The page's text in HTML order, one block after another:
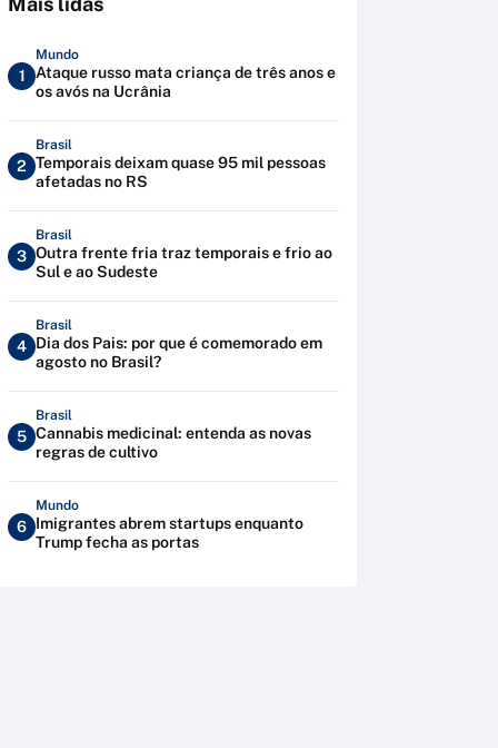
1
Mundo
Ataque russo mata criança de três anos e
os avós na Ucrânia
2
Brasil
Temporais deixam quase 95 mil pessoas
afetadas no RS
3
Brasil
Outra frente fria traz temporais e frio ao
Sul e ao Sudeste
4
Brasil
Dia dos Pais: por que é comemorado em
agosto no Brasil?
5
Brasil
Cannabis medicinal: entenda as novas
regras de cultivo
6
Mundo
Imigrantes abrem startups enquanto
Trump fecha as portas